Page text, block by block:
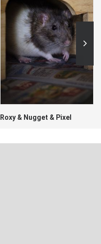
Roxy & Nugget & Pixel